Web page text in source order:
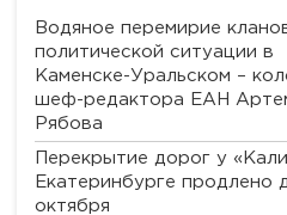
Водяное перемирие
политической ситуации в
Каменске-Уральском –
шеф-редактора ЕАН
Рябова
Перекрытие дорог у
Екатеринбурге продлено
октября